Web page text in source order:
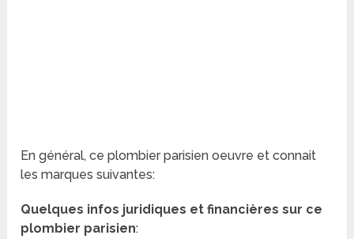
En général, ce plombier parisien oeuvre et connait
les marques suivantes:
Quelques infos juridiques et financières sur ce
plombier parisien: